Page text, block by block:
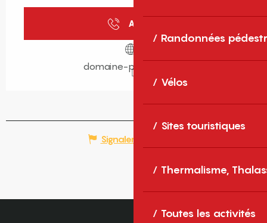
Randonnées
Vélos
Sites touristiques
Thermalisme,
Toutes les activités
Appeler
domaine-pagnon.com
Signaler une erreur